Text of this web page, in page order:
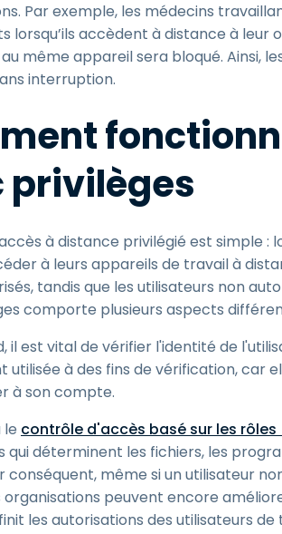
Par exemple, les médecins
lorsqu’ils accèdent à distance à
même appareil sera bloqué. Ainsi,
interruption.
privilèges
à distance privilégié est simple :
à leurs appareils de travail à
tandis que les utilisateurs non
comporte plusieurs aspects
il est vital de vérifier l'identité de
utilisée à des fins de vérification, car
à son compte.
le contrôle d'accès basé sur les rôles
qui déterminent les fichiers, les
conséquent, même si un utilisateur
organisations peuvent encore
les autorisations des utilisateurs